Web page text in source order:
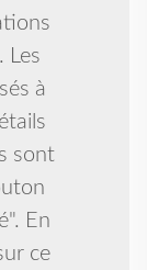
Les
à
sont
En
ce
1
avenir à